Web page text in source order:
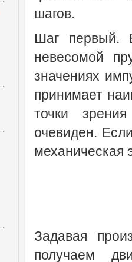
шагов.
Шаг первый.
невесомой
значениях
принимает
точки
очевиден.
механическая
Задавая
получаем